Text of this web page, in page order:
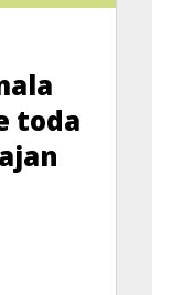
toda